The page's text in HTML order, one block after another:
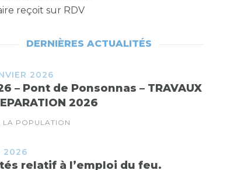
reçoit sur RDV
DERNIÈRES ACTUALITÉS
2026
– Pont de Ponsonnas – TRAVAUX
2026
LA POPULATION
2026
relatif à l’emploi du feu.